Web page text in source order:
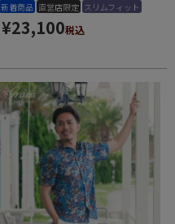
新着商品 直営店限定 スリムフィット
¥23,100税込